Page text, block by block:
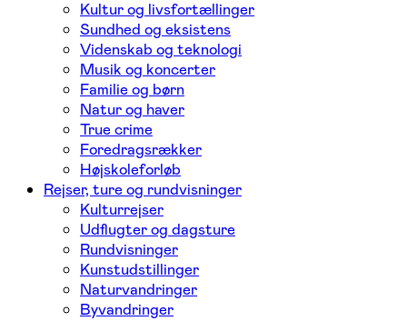
Kultur og livsfortællinger
Sundhed og eksistens
Videnskab og teknologi
Musik og koncerter
Familie og børn
Natur og haver
True crime
Foredragsrækker
Højskoleforløb
Rejser, ture og rundvisninger
Kulturrejser
Udflugter og dagsture
Rundvisninger
Kunstudstillinger
Naturvandringer
Byvandringer